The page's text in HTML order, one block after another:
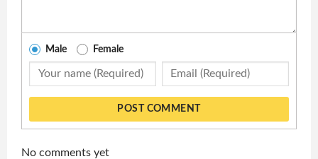
Male Female
POST COMMENT
No comments yet